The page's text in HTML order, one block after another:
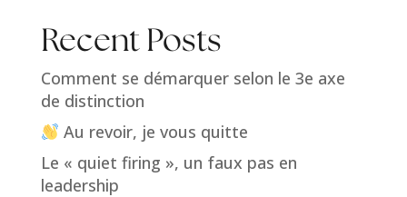
Recent Posts
Comment se démarquer selon le 3e axe
de distinction
Au revoir, je vous quitte
Le « quiet firing », un faux pas en
leadership